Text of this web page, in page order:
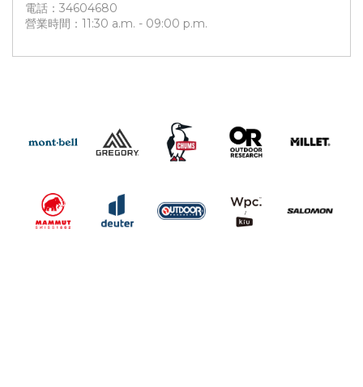
電話：34604680
營業時間：11:30 a.m. - 09:00 p.m.